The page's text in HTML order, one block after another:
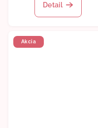
Detail
Akcia